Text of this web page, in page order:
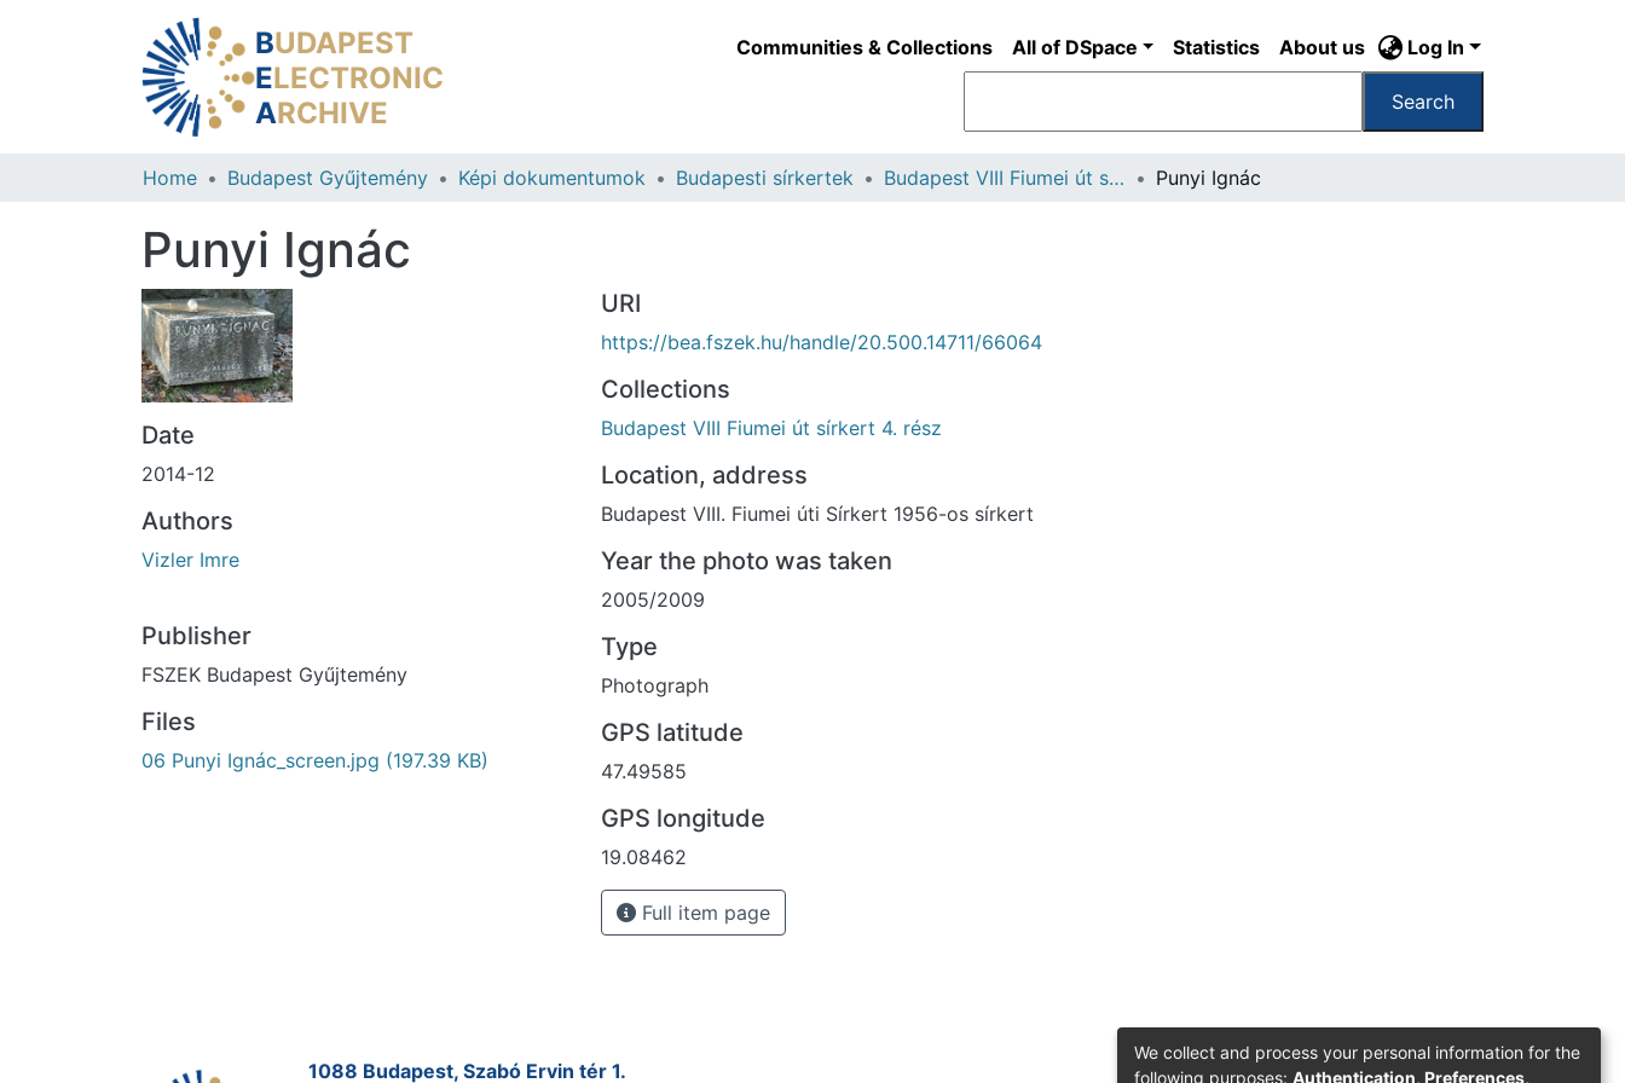
BUDAPEST
ELECTRONIC
ARCHIVE
Communities & Collections All of DSpace Statistics About us Log In
Search
Home Budapest Gyűjtemény Képi dokumentumok Budapesti sírkertek Budapest VIII Fiumei út sírkert 4. rész Punyi Ignác
Punyi Ignác
Date
2014-12
Authors
Vizler Imre
Publisher
FSZEK Budapest Gyűjtemény
Files
06 Punyi Ignác_screen.jpg (197.39 KB)
URI
https://bea.fszek.hu/handle/20.500.14711/66064
Collections
Budapest VIII Fiumei út sírkert 4. rész
Location, address
Budapest VIII. Fiumei úti Sírkert 1956-os sírkert
Year the photo was taken
2005/2009
Type
Photograph
GPS latitude
47.49585
GPS longitude
19.08462
Full item page
1088 Budapest, Szabó Ervin tér 1.
We collect and process your personal information for the
following purposes: Authentication, Preferences,